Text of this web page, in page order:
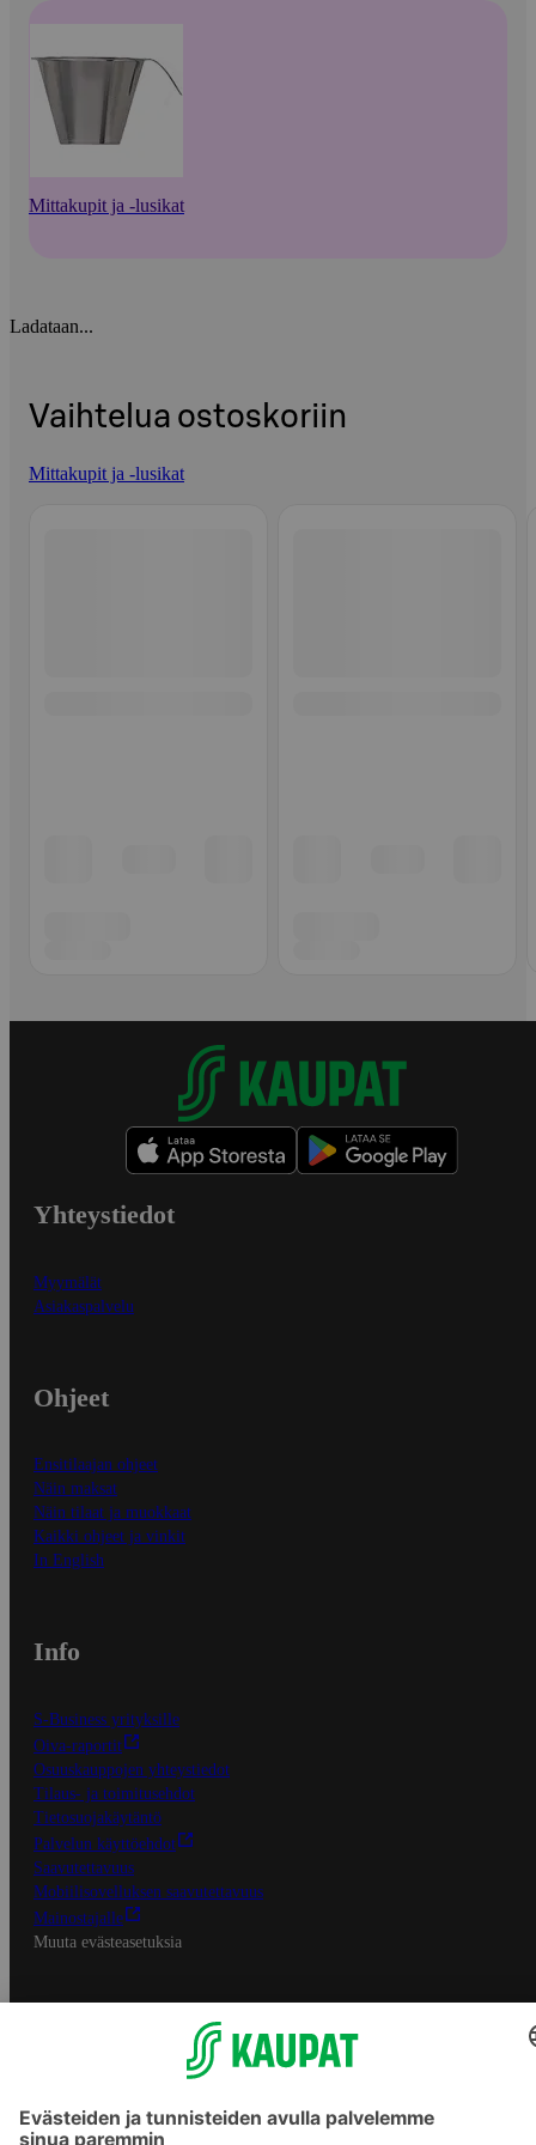
Mittakupit ja -lusikat
Ladataan...
Vaihtelua ostoskoriin
Mittakupit ja -lusikat
Yhteystiedot
Myymälät
Asiakaspalvelu
Ohjeet
Ensitilaajan ohjeet
Näin maksat
Näin tilaat ja muokkaat
Kaikki ohjeet ja vinkit
In English
Info
S-Business yrityksille
Oiva-raportit
Osuuskauppojen yhteystiedot
Tilaus- ja toimitusehdot
Tietosuojakäytäntö
Palvelun käyttöehdot
Saavutettavuus
Mobiilisovelluksen saavutettavuus
Mainostajalle
Muuta evästeasetuksia
S-ryhmän palvelut
Asiakasomistajuus